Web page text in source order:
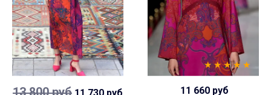
13 800 руб 11 730 руб 11 660 руб